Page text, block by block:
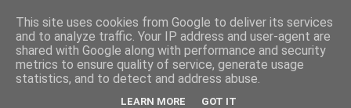
This site uses cookies from Google to deliver its services
and to analyze traffic. Your IP address and user-agent are
shared with Google along with performance and security
metrics to ensure quality of service, generate usage
statistics, and to detect and address abuse.
LEARN MORE GOT IT